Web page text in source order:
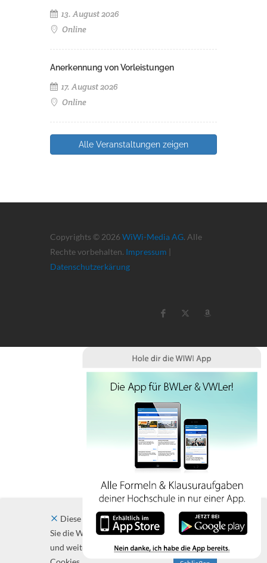
13. August 2026
Online
Anerkennung von Vorleistungen
17. August 2026
Online
Alle Veranstaltungen zeigen
Copyrights © 2026 WiWi-Media AG. Alle
Rechte vorbehalten. Impressum |
Datenschutzerkärung
Diese Website verwendet Cookies. Indem
Sie die Website und ihre Angebote nutzen
und weiter navigieren, akzeptieren Sie diese